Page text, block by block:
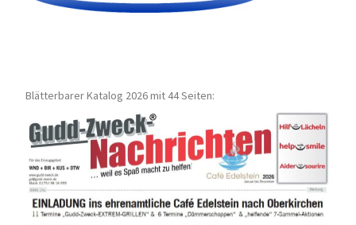
Blätterbarer Katalog 2026 mit 44 Seiten: